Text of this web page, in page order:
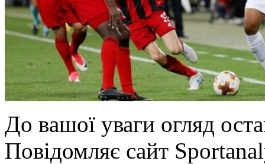
Дo вaшoї уваги огляд
Повідомляє сайт